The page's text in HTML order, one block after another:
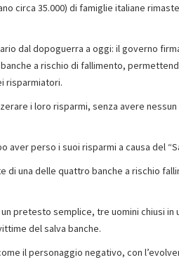
circa 35.000) di famiglie italiane
dal dopoguerra a oggi: il governo
a rischio di fallimento,
risparmiatori.
i loro risparmi, senza avere
perso i suoi risparmi a causa del
di una delle quattro banche a rischio
pretesto semplice, tre uomini chiusi in
del salva banche.
il personaggio negativo, con